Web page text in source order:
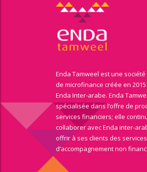
Enda Tamweel est une
de microfinance créée en 2015
Enda Inter-arabe. Enda
spécialisée dans l’offre de
services financiers; elle
collaborer avec Enda inter-
offrir à ses clients des services
d’accompagnement non